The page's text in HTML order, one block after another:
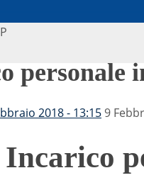
personale
2018 - 13:15 9
Incarico